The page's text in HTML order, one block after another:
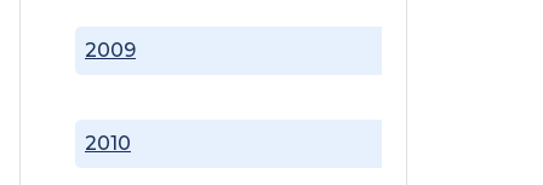
2009
2010